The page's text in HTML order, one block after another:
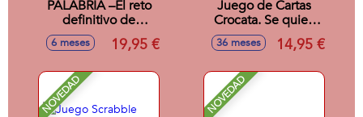
PALABRIA –El reto
definitivo de
palabras
6 meses 19,95 €
Juego de Cartas
Crocata. Se quien
obtenga más
putos!! Incluye 85
36 meses 14,95 €
NOVEDAD NOVEDAD